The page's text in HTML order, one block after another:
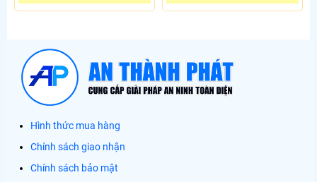
Hình thức mua hàng
Chính sách giao nhận
Chính sách bảo mật